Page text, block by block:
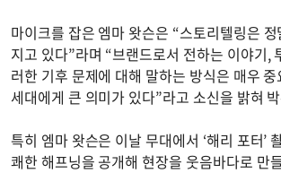
마이크를 잡은 엠마 왓슨은 “스토리텔링은
지고 있다”라며 “브랜드로서 전하는 이야기,
러한 기후 문제에 대해 말하는 방식은 매우
세대에게 큰 의미가 있다”라고 소신을 밝혀
특히 엠마 왓슨은 이날 무대에서 ‘해리 포터’
쾌한 해프닝을 공개해 현장을 웃음바다로 만